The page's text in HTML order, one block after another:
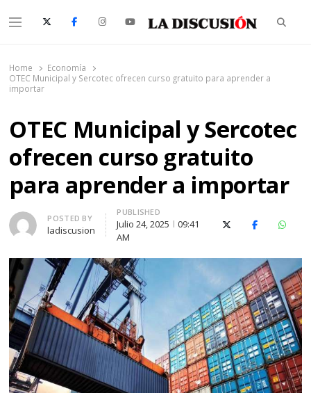
Menu
Home
Economía
OTEC Municipal y Sercotec ofrecen curso gratuito para aprender a
importar
OTEC Municipal y Sercotec
ofrecen curso gratuito
para aprender a importar
Author
POSTED BY
ladiscusion
PUBLISHED
Julio 24, 2025
09:41
AM
X (Twitter)Facebook